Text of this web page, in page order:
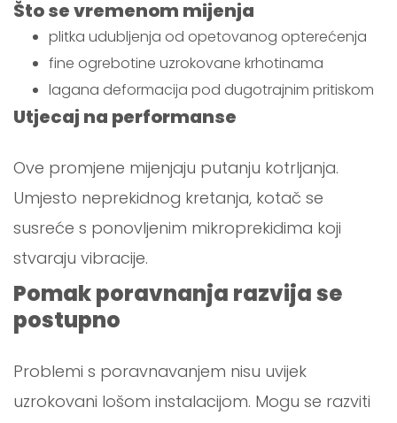
Što se vremenom mijenja
plitka udubljenja od opetovanog opterećenja
fine ogrebotine uzrokovane krhotinama
lagana deformacija pod dugotrajnim pritiskom
Utjecaj na performanse
Ove promjene mijenjaju putanju kotrljanja.
Umjesto neprekidnog kretanja, kotač se
susreće s ponovljenim mikroprekidima koji
stvaraju vibracije.
Pomak poravnanja razvija se
postupno
Problemi s poravnavanjem nisu uvijek
uzrokovani lošom instalacijom. Mogu se razviti